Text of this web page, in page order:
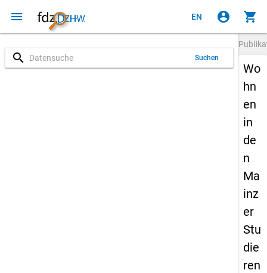
menu EN account_circle shopping_cart
search Suchen
Wo
hn
en
in
de
n
Ma
inz
er
Stu
die
ren